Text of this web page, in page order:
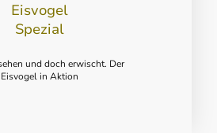
Eisvogel
Spezial
und doch erwischt. Der
Eisvogel in Aktion